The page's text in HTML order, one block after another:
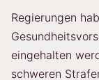
Regierungen
eingehalten
schweren